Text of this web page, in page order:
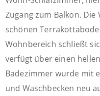
Zugang zum Balkon.
schönen
Wohnbereich schließt
verfügt über einen
Badezimmer wurde mit
und Waschbecken neu